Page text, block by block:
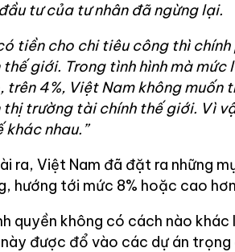
tư của tư nhân đã ngừng lại.
tiền cho chi tiêu công thì
thế giới. Trong tình hình mà
trên 4%, Việt Nam không
thị trường tài chính thế giới. Vì
khác nhau.”
ra, Việt Nam đã đặt ra những
hướng tới mức 8% hoặc cao
quyền không có cách nào
được đổ vào các dự án